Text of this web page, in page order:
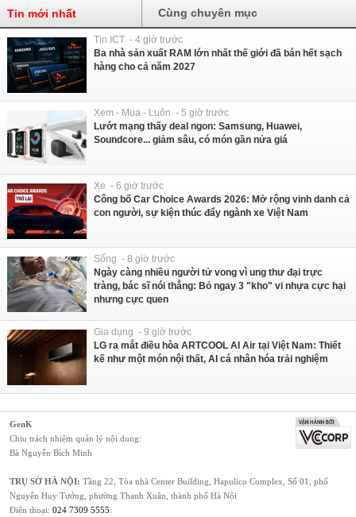
Tin mới nhất Cùng chuyên mục
Tin ICT - 4 giờ trước
Ba nhà sản xuất RAM lớn nhất thế giới đã bán hết sạch
hàng cho cả năm 2027
Xem - Mua - Luôn - 5 giờ trước
Lướt mạng thấy deal ngon: Samsung, Huawei,
Soundcore... giảm sâu, có món gần nửa giá
Xe - 6 giờ trước
Công bố Car Choice Awards 2026: Mở rộng vinh danh cả
con người, sự kiện thúc đẩy ngành xe Việt Nam
Sống - 8 giờ trước
Ngày càng nhiều người tử vong vì ung thư đại trực
tràng, bác sĩ nói thẳng: Bỏ ngay 3 "kho" vi nhựa cực hại
nhưng cực quen
Gia dụng - 9 giờ trước
LG ra mắt điều hòa ARTCOOL AI Air tại Việt Nam: Thiết
kế như một món nội thất, AI cá nhân hóa trải nghiệm
GenK
Chịu trách nhiệm quản lý nội dung:
Bà Nguyễn Bích Minh
TRỤ SỞ HÀ NỘI: Tầng 22, Tòa nhà Center Building, Hapulico Complex, Số 01, phố
Nguyễn Huy Tưởng, phường Thanh Xuân, thành phố Hà Nội
Điện thoại: 024 7309 5555